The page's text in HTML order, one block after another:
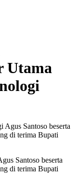
Utama
Santoso beserta
di terima Bupati